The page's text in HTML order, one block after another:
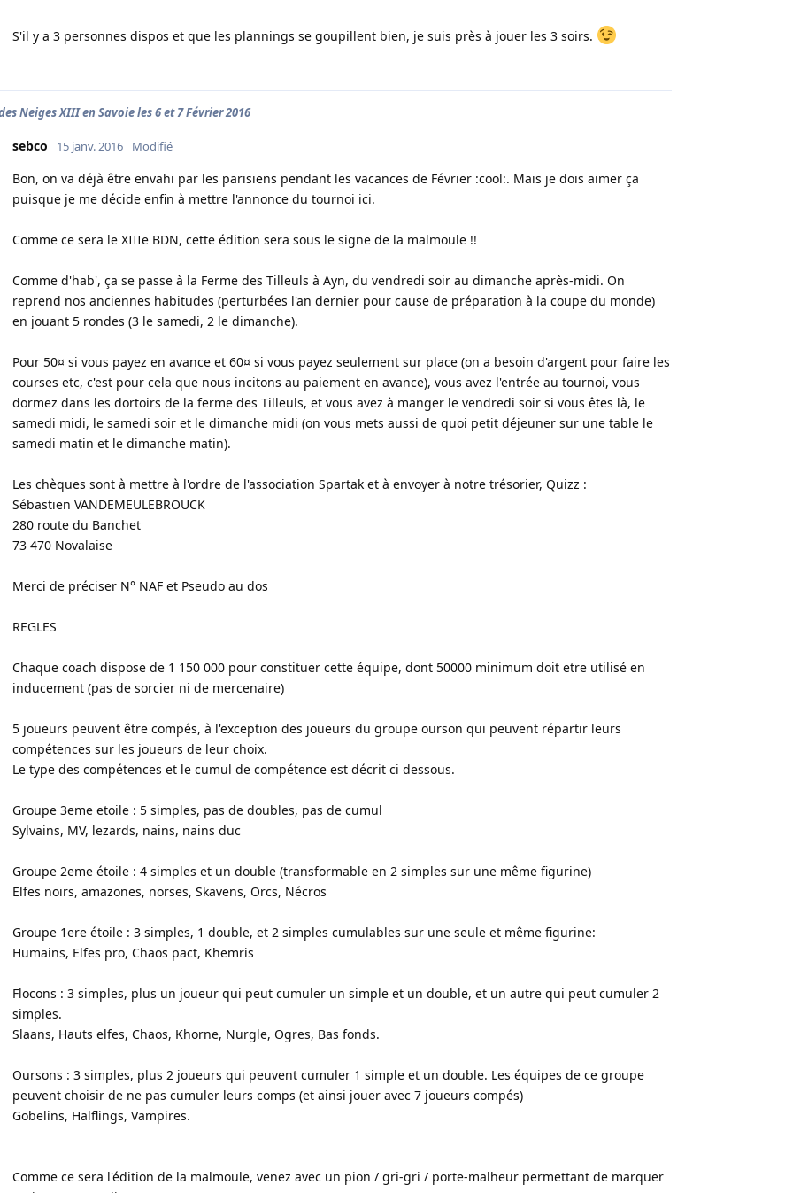
S'il y a 3 personnes dispos et que les plannings se goupillent bien, je suis près à jouer les 3 soirs.
Neiges XIII en Savoie les 6 et 7 Février 2016
sebco 15 janv. 2016 Modifié
Bon, on va déjà être envahi par les parisiens pendant les vacances de Février :cool:. Mais je dois aimer ça
puisque je me décide enfin à mettre l'annonce du tournoi ici.
Comme ce sera le XIIIe BDN, cette édition sera sous le signe de la malmoule !!
Comme d'hab', ça se passe à la Ferme des Tilleuls à Ayn, du vendredi soir au dimanche après-midi. On
reprend nos anciennes habitudes (perturbées l'an dernier pour cause de préparation à la coupe du monde)
en jouant 5 rondes (3 le samedi, 2 le dimanche).
Pour 50¤ si vous payez en avance et 60¤ si vous payez seulement sur place (on a besoin d'argent pour faire les
courses etc, c'est pour cela que nous incitons au paiement en avance), vous avez l'entrée au tournoi, vous
dormez dans les dortoirs de la ferme des Tilleuls, et vous avez à manger le vendredi soir si vous êtes là, le
samedi midi, le samedi soir et le dimanche midi (on vous mets aussi de quoi petit déjeuner sur une table le
samedi matin et le dimanche matin).
Les chèques sont à mettre à l'ordre de l'association Spartak et à envoyer à notre trésorier, Quizz :
Sébastien VANDEMEULEBROUCK
280 route du Banchet
73 470 Novalaise
Merci de préciser N° NAF et Pseudo au dos
REGLES
Chaque coach dispose de 1 150 000 pour constituer cette équipe, dont 50000 minimum doit etre utilisé en
inducement (pas de sorcier ni de mercenaire)
5 joueurs peuvent être compés, à l'exception des joueurs du groupe ourson qui peuvent répartir leurs
compétences sur les joueurs de leur choix.
Le type des compétences et le cumul de compétence est décrit ci dessous.
Groupe 3eme etoile : 5 simples, pas de doubles, pas de cumul
Sylvains, MV, lezards, nains, nains duc
Groupe 2eme étoile : 4 simples et un double (transformable en 2 simples sur une même figurine)
Elfes noirs, amazones, norses, Skavens, Orcs, Nécros
Groupe 1ere étoile : 3 simples, 1 double, et 2 simples cumulables sur une seule et même figurine:
Humains, Elfes pro, Chaos pact, Khemris
Flocons : 3 simples, plus un joueur qui peut cumuler un simple et un double, et un autre qui peut cumuler 2
simples.
Slaans, Hauts elfes, Chaos, Khorne, Nurgle, Ogres, Bas fonds.
Oursons : 3 simples, plus 2 joueurs qui peuvent cumuler 1 simple et un double. Les équipes de ce groupe
peuvent choisir de ne pas cumuler leurs comps (et ainsi jouer avec 7 joueurs compés)
Gobelins, Halflings, Vampires.
Comme ce sera l'édition de la malmoule, venez avec un pion / gri-gri / porte-malheur permettant de marquer